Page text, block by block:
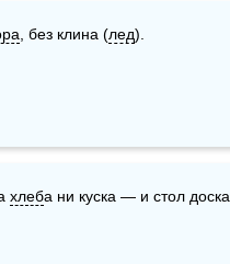
, без клина (лед).
хлеба ни куска — и стол доска.